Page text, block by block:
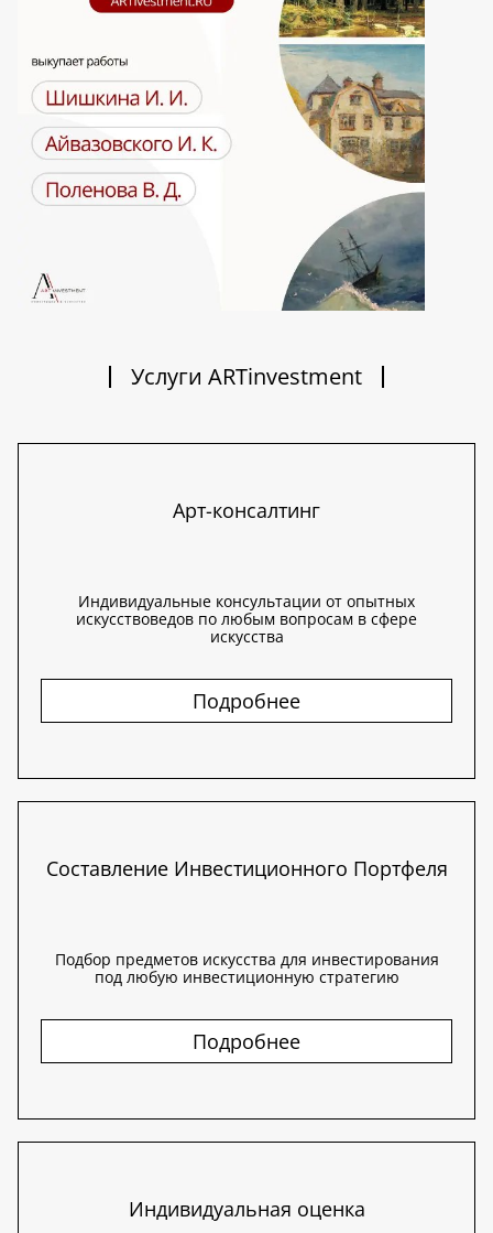
Услуги ARTinvestment
Арт-консалтинг
Индивидуальные консультации от опытных
искусствоведов по любым вопросам в сфере
искусства
Подробнее
Составление Инвестиционного Портфеля
Подбор предметов искусства для инвестирования
под любую инвестиционную стратегию
Подробнее
Индивидуальная оценка